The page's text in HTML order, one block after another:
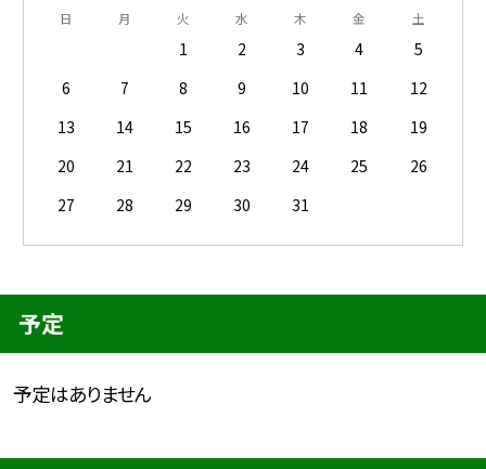
日 月 火 水 木 金 土
1 2 3 4
5
6
7 8 9 10 11
12
13
14 15 16 17 18
19
20
21 22 23 24 25
26
27
28 29 30 31
予定
予定はありません